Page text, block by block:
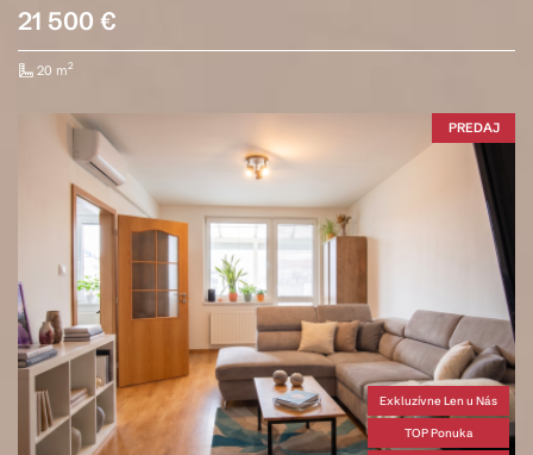
21 500 €
20 m2
PREDAJ
Exkluzívne Len u Nás
TOP Ponuka